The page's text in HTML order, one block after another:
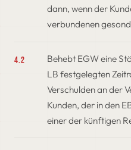
dann, wenn der
verbundenen
4.2
Behebt EGW eine
LB festgelegten
Verschulden an der
Kunden, der in den
einer der künftigen